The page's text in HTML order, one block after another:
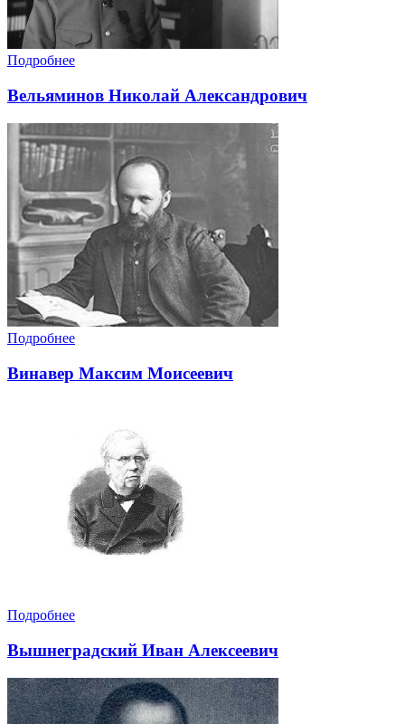
Подробнее
Вельяминов Николай Александрович
Подробнее
Винавер Максим Моисеевич
Подробнее
Вышнеградский Иван Алексеевич